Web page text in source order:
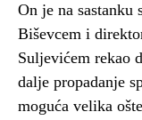
On je na sastanku
Biševcem i
Suljevićem rekao
dalje propadanje
moguća velika